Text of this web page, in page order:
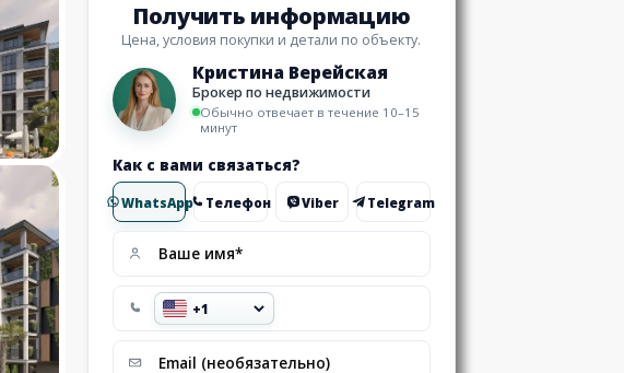
Получить информацию
Цена, условия покупки и детали по объекту.
Кристина Верейская
Брокер по недвижимости
Обычно отвечает в течение 10–15
минут
Как с вами связаться?
WhatsApp Телефон Viber Telegram